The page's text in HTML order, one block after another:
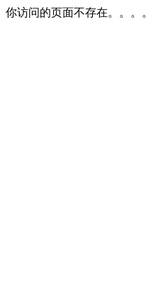
你访问的页面不存在。。。。